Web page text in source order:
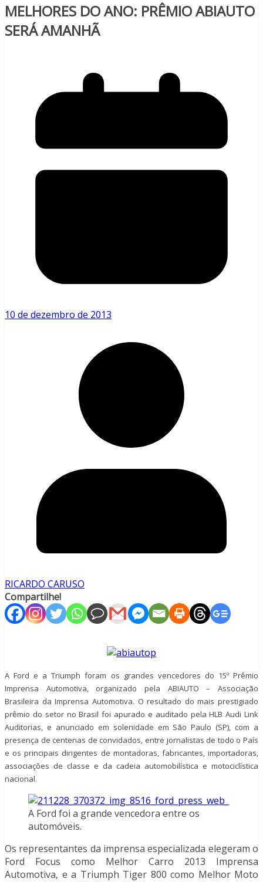
MELHORES DO ANO: PRÊMIO ABIAUTO
SERÁ AMANHÃ
10 de dezembro de 2013
RICARDO CARUSO
Compartilhe!
A Ford e a Triumph foram os grandes vencedores do 15º Prêmio
Imprensa Automotiva, organizado pela ABIAUTO – Associação
Brasileira da Imprensa Automotiva. O resultado do mais prestigiado
prêmio do setor no Brasil foi apurado e auditado pela HLB Audi Link
Auditorias, e anunciado em solenidade em São Paulo (SP), com a
presença de centenas de convidados, entre jornalistas de todo o País
e os principais dirigentes de montadoras, fabricantes, importadoras,
associações de classe e da cadeia automobilística e motociclística
nacional.
A Ford foi a grande vencedora entre os
automóveis.
Os representantes da imprensa especializada elegeram o
Ford Focus como Melhor Carro 2013 Imprensa
Automotiva, e a Triumph Tiger 800 como Melhor Moto